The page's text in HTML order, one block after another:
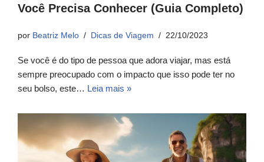
Você Precisa Conhecer (Guia Completo)
por Beatriz Melo Dicas de Viagem 22/10/2023
Se você é do tipo de pessoa que adora viajar, mas está
sempre preocupado com o impacto que isso pode ter no
seu bolso, este… Leia mais »